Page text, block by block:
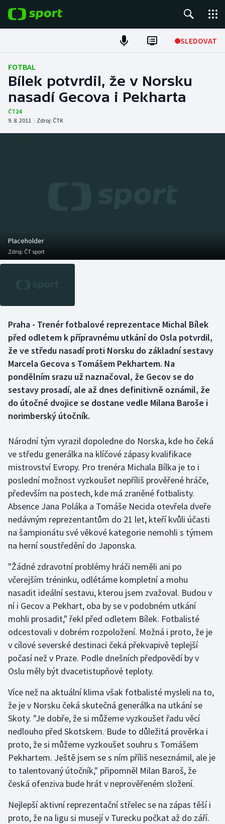
SLEDOVAT
Fotbal
Hokej
Tenis
Atletika
Basketbal
Boby a skeleton
Box
Curling
Dostihy
Florbal
Golf
Gymnastika
Házená
Jezdectví
Judo
Krasobruslení
Lezení
Lyže a snowboard
Moderní pětiboj
Motorsport
Olympijské hry
Parasport
Plavání
Plážový volejbal
Ragby
Rychlobruslení
Historické návraty
AZ kvíz
FOTBAL
Bílek potvrdil, že v Norsku
nasadí Gecova i Pekharta
ČT24
9. 8. 2011 | Zdroj: ČTK
Placeholder
Zdroj: ČT sport
Praha - Trenér fotbalové reprezentace Michal Bílek
před odletem k přípravnému utkání do Osla potvrdil,
že ve středu nasadí proti Norsku do základní sestavy
Marcela Gecova s Tomášem Pekhartem. Na
pondělním srazu už naznačoval, že Gecov se do
sestavy prosadí, ale až dnes definitivně oznámil, že
do útočné dvojice se dostane vedle Milana Baroše i
norimberský útočník.
Národní tým vyrazil dopoledne do Norska, kde ho čeká
ve středu generálka na klíčové zápasy kvalifikace
mistrovství Evropy. Pro trenéra Michala Bílka je to i
poslední možnost vyzkoušet nepříliš prověřené hráče,
především na postech, kde má zraněné fotbalisty.
Absence Jana Poláka a Tomáše Necida otevřela dveře
nedávným reprezentantům do 21 let, kteří kvůli účasti
na šampionátu své věkové kategorie nemohli s týmem
na herní soustředění do Japonska.
"Žádné zdravotní problémy hráči neměli ani po
včerejším tréninku, odlétáme kompletní a mohu
nasadit ideální sestavu, kterou jsem zvažoval. Budou v
ní i Gecov a Pekhart, oba by se v podobném utkání
mohli prosadit," řekl před odletem Bílek. Fotbalisté
odcestovali v dobrém rozpoložení. Možná i proto, že je
v cílové severské destinaci čeká překvapivě teplejší
počasí než v Praze. Podle dnešních předpovědí by v
Oslu měly být dvacetistupňové teploty.
Více než na aktuální klima však fotbalisté mysleli na to,
že je v Norsku čeká skutečná generálka na utkání se
Skoty. "Je dobře, že si můžeme vyzkoušet řadu věcí
nedlouho před Skotskem. Bude to důležitá prověrka i
proto, že si můžeme vyzkoušet souhru s Tomášem
Pekhartem. Ještě jsem se s ním příliš neseznámil, ale je
to talentovaný útočník," připomněl Milan Baroš, že
česká ofenziva bude hrát v neprověřeném složení.
Nejlepší aktivní reprezentační střelec se na zápas těší i
proto, že na ligu si musejí v Turecku počkat až do září.